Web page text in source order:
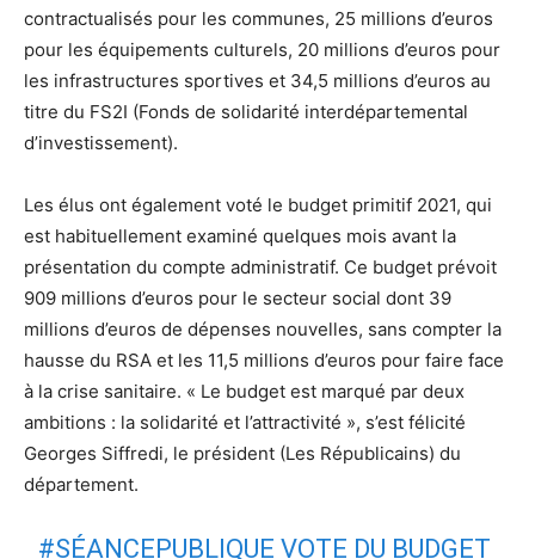
contractualisés pour les communes, 25 millions d’euros
pour les équipements culturels, 20 millions d’euros pour
les infrastructures sportives et 34,5 millions d’euros au
titre du FS2I (Fonds de solidarité interdépartemental
d’investissement).
Les élus ont également voté le budget primitif 2021, qui
est habituellement examiné quelques mois avant la
présentation du compte administratif. Ce budget prévoit
909 millions d’euros pour le secteur social dont 39
millions d’euros de dépenses nouvelles, sans compter la
hausse du RSA et les 11,5 millions d’euros pour faire face
à la crise sanitaire. « Le budget est marqué par deux
ambitions : la solidarité et l’attractivité », s’est félicité
Georges Siffredi, le président (Les Républicains) du
département.
#SÉANCEPUBLIQUE VOTE DU BUDGET